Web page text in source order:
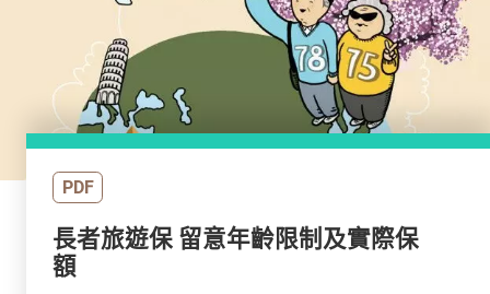
PDF
長者旅遊保 留意年齡限制及實際保
額